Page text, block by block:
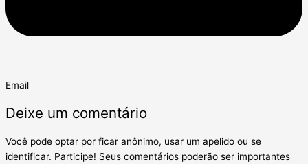
Email
Deixe um comentário
Você pode optar por ficar anônimo, usar um apelido ou se
identificar. Participe! Seus comentários poderão ser importantes